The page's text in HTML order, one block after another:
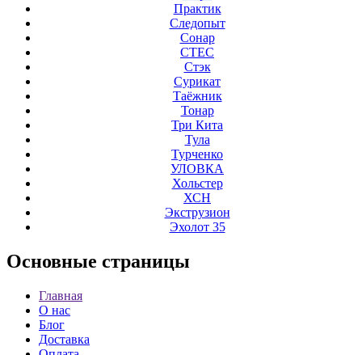
Практик
Следопыт
Сонар
СТЕС
Стэк
Сурикат
Таёжник
Тонар
Три Кита
Тула
Турченко
УЛОВКА
Хольстер
ХСН
Экструзион
Эхолот 35
Основные страницы
Главная
О нас
Блог
Доставка